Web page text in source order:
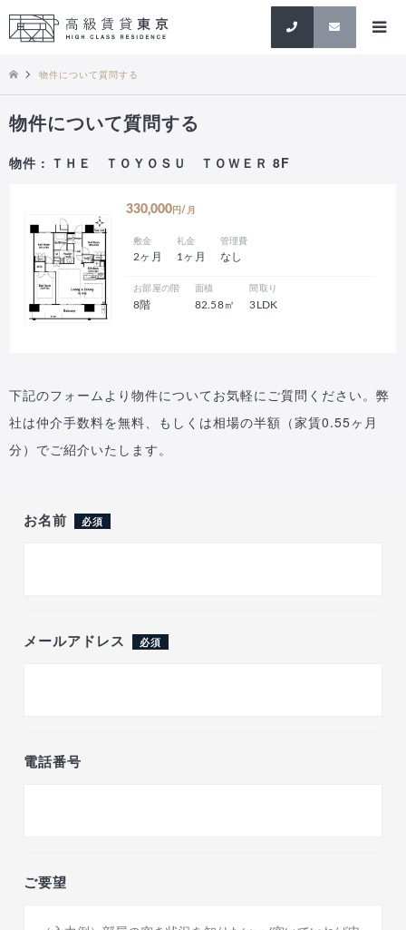
検索
物件について質問する
物件について質問する
物件 : ＴＨＥ ＴＯＹＯＳＵ ＴＯＷＥＲ 8F
330,000 円/月
敷金
2ヶ月
礼金
1ヶ月
管理費
なし
お部屋の階
8階
面積
82.58㎡
間取り
3LDK
下記のフォームより物件についてお気軽にご質問ください。弊
社は仲介手数料を無料、もしくは相場の半額（家賃0.55ヶ月
分）でご紹介いたします。
お名前 必須
メールアドレス 必須
電話番号
ご要望